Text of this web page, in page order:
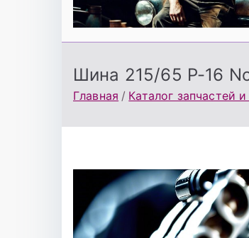
Шина 215/65 Р-16
Главная Каталог запчастей